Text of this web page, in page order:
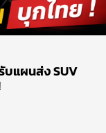
บแผนส่ง SUV